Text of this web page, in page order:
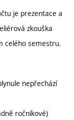
je prezentace a
zkouška
celého semestru.
nepřechází
ročníkové)